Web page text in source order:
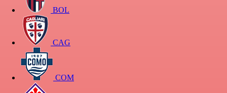
BOL
CAG
COM